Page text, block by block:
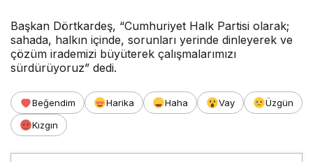
Başkan Dörtkardeş, “Cumhuriyet Halk Partisi olarak;
sahada, halkın içinde, sorunları yerinde dinleyerek ve
çözüm irademizi büyüterek çalışmalarımızı
sürdürüyoruz” dedi.
Beğendim Harika Haha Vay
Üzgün
Kızgın